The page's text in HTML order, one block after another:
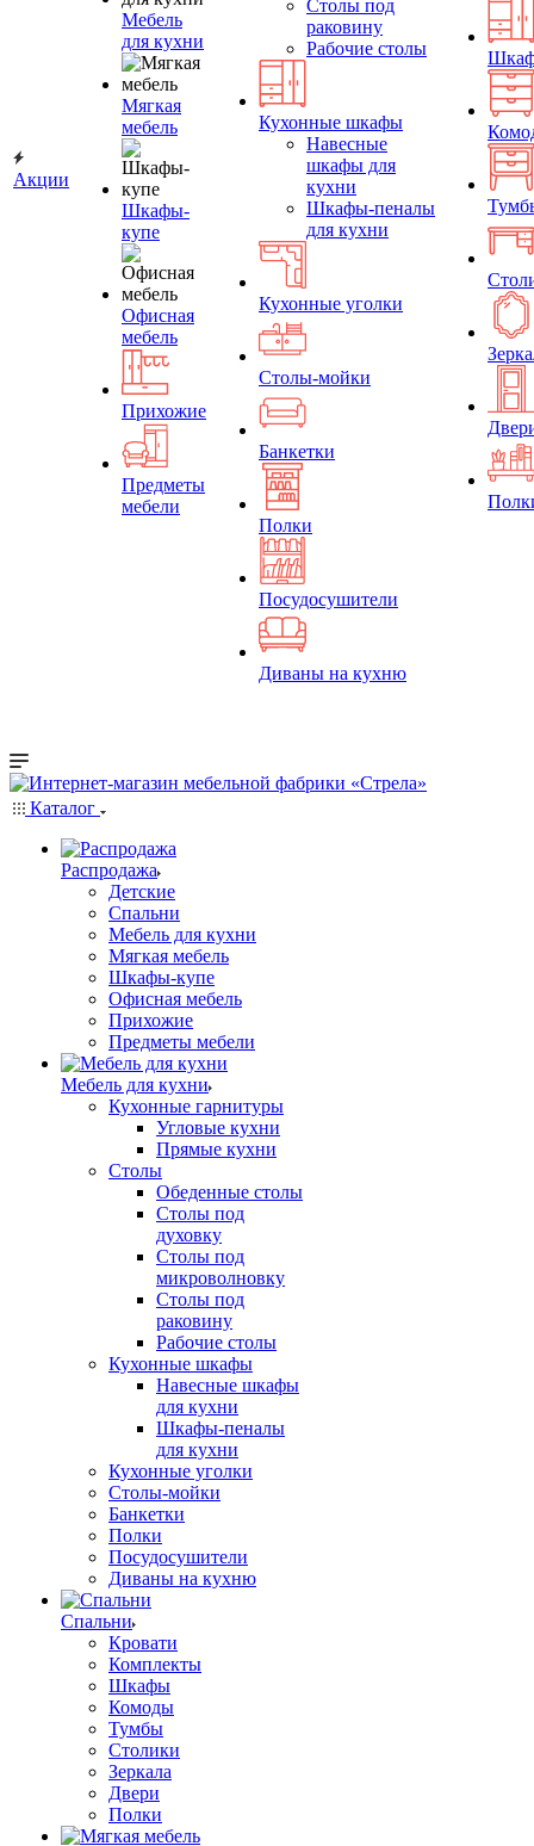
Акции
Мебель
для кухни
Мягкая
мебель
Шкафы-
купе
Офисная
мебель
Прихожие
Предметы
мебели
Столы под
раковину
Рабочие столы
Кухонные шкафы
Навесные
шкафы для
кухни
Шкафы-пеналы
для кухни
Кухонные уголки
Столы-мойки
Банкетки
Полки
Посудосушители
Диваны на кухню
Каталог
Распродажа
Детские
Спальни
Мебель для кухни
Мягкая мебель
Шкафы-купе
Офисная мебель
Прихожие
Предметы мебели
Мебель для кухни
Кухонные гарнитуры
Угловые кухни
Прямые кухни
Столы
Обеденные столы
Столы под
духовку
Столы под
микроволновку
Столы под
раковину
Рабочие столы
Кухонные шкафы
Навесные шкафы
для кухни
Шкафы-пеналы
для кухни
Кухонные уголки
Столы-мойки
Банкетки
Полки
Посудосушители
Диваны на кухню
Спальни
Кровати
Комплекты
Шкафы
Комоды
Тумбы
Столики
Зеркала
Двери
Полки